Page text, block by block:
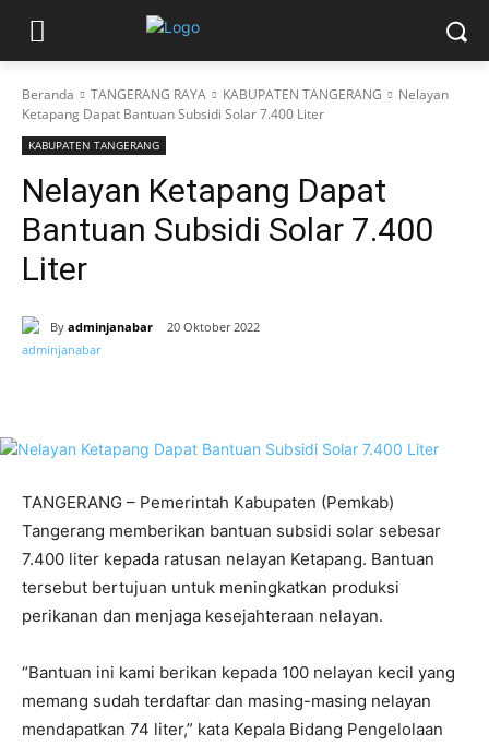
Beranda TANGERANG RAYA KABUPATEN TANGERANG
Nelayan
Ketapang Dapat Bantuan Subsidi Solar 7.400 Liter
KABUPATEN TANGERANG
Nelayan Ketapang Dapat
Bantuan Subsidi Solar 7.400
Liter
By adminjanabar 20 Oktober 2022
TANGERANG – Pemerintah Kabupaten (Pemkab)
Tangerang memberikan bantuan subsidi solar sebesar
7.400 liter kepada ratusan nelayan Ketapang. Bantuan
tersebut bertujuan untuk meningkatkan produksi
perikanan dan menjaga kesejahteraan nelayan.
“Bantuan ini kami berikan kepada 100 nelayan kecil yang
memang sudah terdaftar dan masing-masing nelayan
mendapatkan 74 liter,” kata Kepala Bidang Pengelolaan